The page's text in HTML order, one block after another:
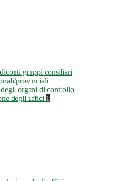
gruppi consiliari
provinciali
organi di controllo
degli uffici 1